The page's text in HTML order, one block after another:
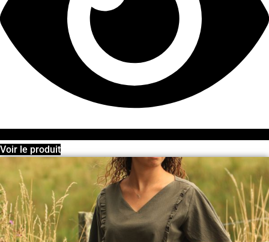
Voir le produit